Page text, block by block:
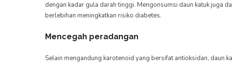
dengan kadar gula darah tinggi. Mengonsumsi daun katuk juga
berlebihan meningkatkan risiko diabetes.
Mencegah peradangan
Selain mengandung karotenoid yang bersifat antioksidan, daun